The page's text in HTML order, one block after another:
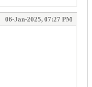
06-Jan-2025, 07:27 PM